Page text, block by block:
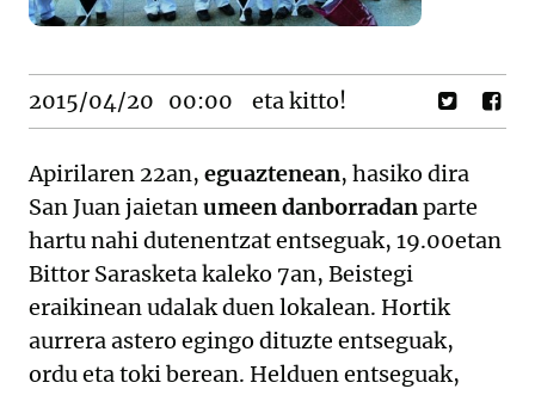
2015/04/20 00:00 eta kitto!
Apirilaren 22an, eguaztenean, hasiko dira
San Juan jaietanumeen danborradanparte
hartu nahi dutenentzat entseguak, 19.00etan
Bittor Sarasketa kaleko 7an, Beistegi
eraikinean udalak duen lokalean. Hortik
aurrera astero egingo dituzte entseguak,
ordu eta toki berean. Helduen entseguak,